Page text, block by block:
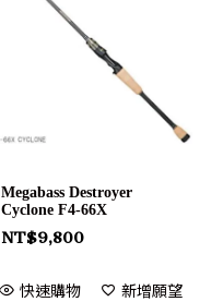
Megabass Destroyer
Cyclone F4-66X
NT$9,800
快速購物 新增願望